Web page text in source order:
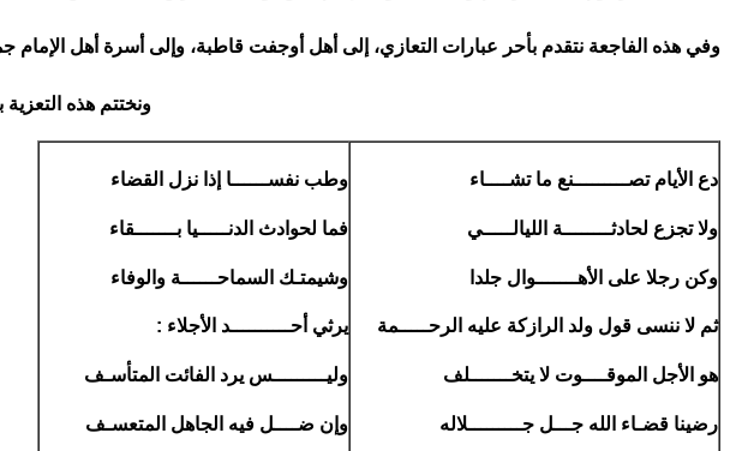
وفي هذه الفاجعة نتقدم بأحر عبارات التعازي، إلى أهل أوجفت قاطبة، وإلى أسرة أهل الإمام
ونختتم هذه
دع الأيام تصـــــــــنع ما تشــــاء
ولا تجزع لحادثــــــــة الليالـــــي
وكن رجلا على الأهـــــــوال جلدا
ثم لا ننسى قول ولد الرازكة عليه الرحـــــمة
هو الأجل الموقــــوت لا يتخـــــــلف
رضينا قضـاء الله جـــل جـــــــــلاله
وطب نفســــــا إذا نزل القضاء
فما لحوادث الدنـــــيا بـــــــقاء
وشيمتـك السماحــــــة والوفاء
يرثي أحــــــــــد الأجلاء :
وليـــــــــس يرد الفائت المتأسـف
وإن ضــــل فيه الجاهل المتعسـف